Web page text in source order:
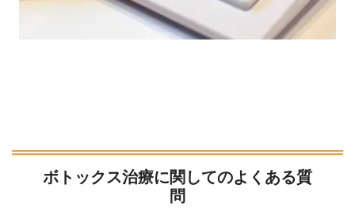
ボトックス治療に関してのよくある質
問